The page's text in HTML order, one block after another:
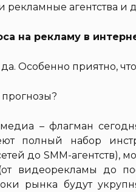
рекламные агентства
на рекламу в
Особенно приятно,
– флагман
полный набор
до SMM-агентств),
видеорекламы до
рынка будут